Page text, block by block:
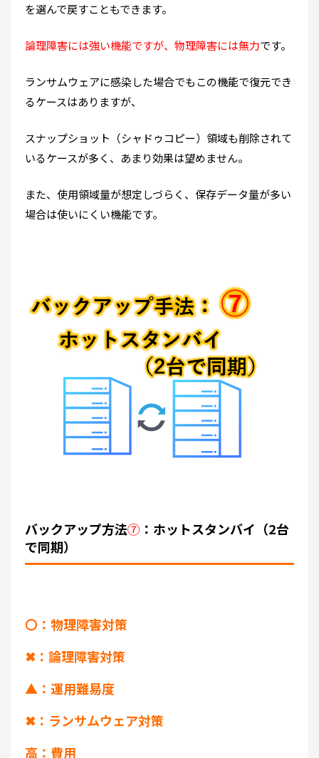
を選んで戻すこともできます。
論理障害には強い機能ですが、物理障害には無力です。
ランサムウェアに感染した場合でもこの機能で復元でき
るケースはありますが、
スナップショット（シャドゥコピー）領域も削除されて
いるケースが多く、あまり効果は望めません。
また、使用領域量が想定しづらく、保存データ量が多い
場合は使いにくい機能です。
バックアップ方法⑦ ：ホットスタンバイ（2台
で同期）
〇：物理障害対策
✖：論理障害対策
▲：運用難易度
✖：ランサムウェア対策
高：費用